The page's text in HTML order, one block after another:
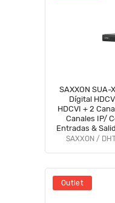
SAXXON SUA-
Dígital
HDCVI + 2
Canales IP/
Entradas &
SAXXON /
Outlet